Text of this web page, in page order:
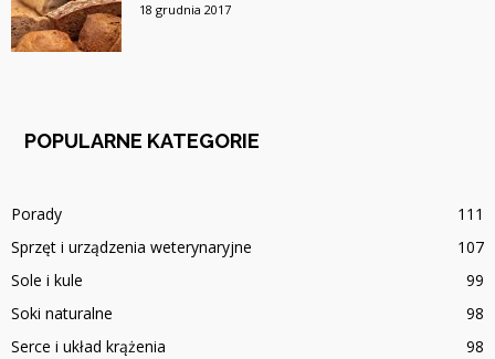
18 grudnia 2017
POPULARNE KATEGORIE
Porady
111
Sprzęt i urządzenia weterynaryjne
107
Sole i kule
99
Soki naturalne
98
Serce i układ krążenia
98